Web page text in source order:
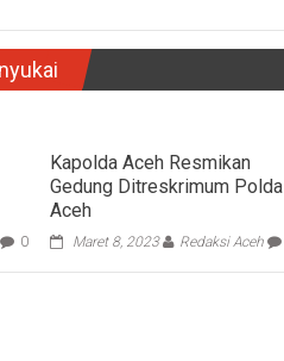
0
Kapolda Aceh Resmikan
Gedung Ditreskrimum Polda
Aceh
Maret 8, 2023 Redaksi Aceh